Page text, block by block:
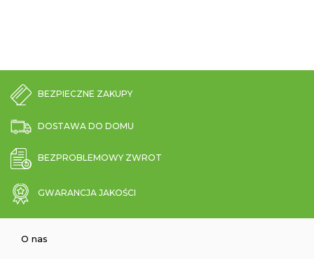
BEZPIECZNE ZAKUPY
DOSTAWA DO DOMU
BEZPROBLEMOWY ZWROT
GWARANCJA JAKOŚCI
O nas